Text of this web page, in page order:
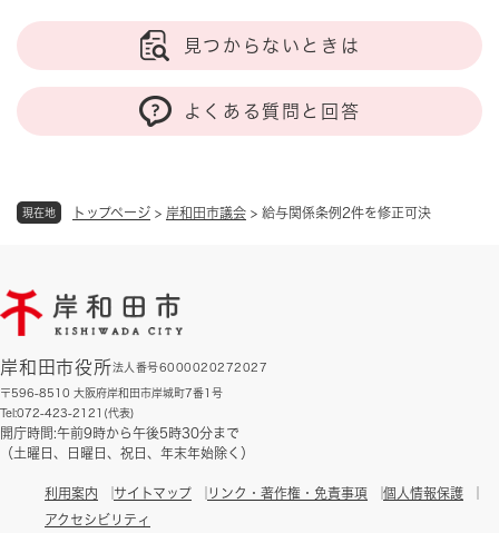
現在地 トップページ > 岸和田市議会 > 給与関係条例2件を修正可決
見つからないときは
よくある質問と回答
岸和田市役所法人番号6000020272027
〒596-8510 大阪府岸和田市岸城町7番1号
Tel:072-423-2121(代表)
開庁時間:午前9時から午後5時30分まで
（土曜日、日曜日、祝日、年末年始除く）
利用案内 サイトマップ リンク・著作権・免責事項
個人情報保護
アクセシビリティ